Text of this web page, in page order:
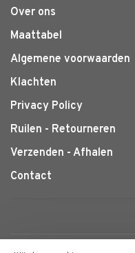
Over ons
Maattabel
Algemene voorwaarden
Klachten
Privacy Policy
Ruilen - Retourneren
Verzenden - Afhalen
Contact